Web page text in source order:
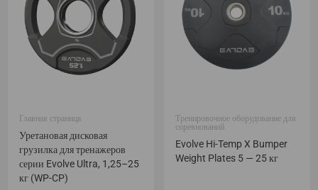
Главная страница
Уретановая дисковая
грузилка для тренажеров
серии Evolve Ultra, 1,25–25
кг (WP-CP)
Тренировочное оборудование для
соревнований
Evolve Hi-Temp X Bumper
Weight Plates 5 — 25 кг